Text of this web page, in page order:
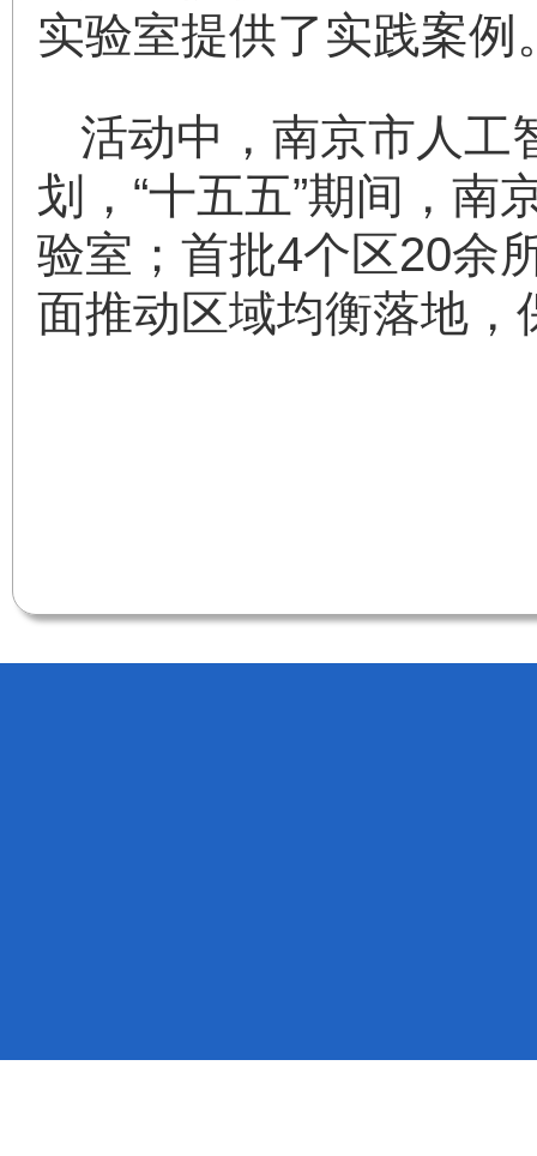
实验室提供了实践案例
活动中，南京市人工
划，“十五五”期间，
验室；首批4个区20余
面推动区域均衡落地